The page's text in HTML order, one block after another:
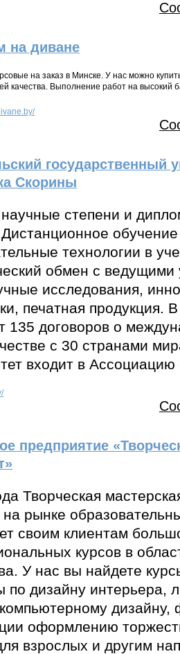
на диване
на заказ в Минске. У нас можно
качества. Выполнение работ на высокий
государственный
Скорины
степени и
технологии в
обмен с ведущими
исследования,
печатная продукция.
135 договоров о
с 30 странами
входит в
предприятие
Творческая
на рынке
своим клиентам
курсов в
У нас вы найдете
по дизайну интерьера,
дизайну,
оформлению
взрослых и другим